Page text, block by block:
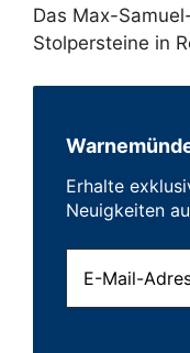
Das Max-
Stolpersteine in
Erhalte
Neuigkeiten